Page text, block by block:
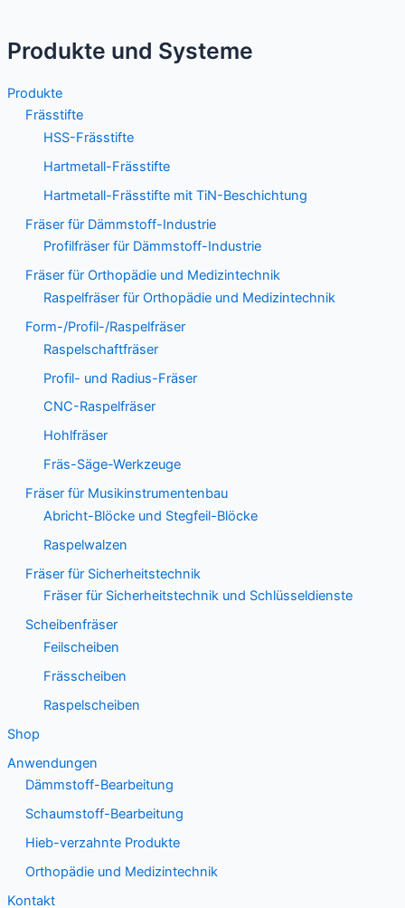
Produkte und Systeme
Produkte
Frässtifte
HSS-Frässtifte
Hartmetall-Frässtifte
Hartmetall-Frässtifte mit TiN-Beschichtung
Fräser für Dämmstoff-Industrie
Profilfräser für Dämmstoff-Industrie
Fräser für Orthopädie und Medizintechnik
Raspelfräser für Orthopädie und Medizintechnik
Form-/Profil-/Raspelfräser
Raspelschaftfräser
Profil- und Radius-Fräser
CNC-Raspelfräser
Hohlfräser
Fräs-Säge-Werkzeuge
Fräser für Musikinstrumentenbau
Abricht-Blöcke und Stegfeil-Blöcke
Raspelwalzen
Fräser für Sicherheitstechnik
Fräser für Sicherheitstechnik und Schlüsseldienste
Scheibenfräser
Feilscheiben
Frässcheiben
Raspelscheiben
Shop
Anwendungen
Dämmstoff-Bearbeitung
Schaumstoff-Bearbeitung
Hieb-verzahnte Produkte
Orthopädie und Medizintechnik
Kontakt